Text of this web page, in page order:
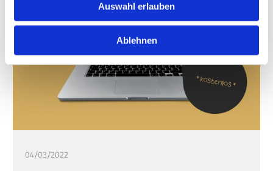
Auswahl erlauben
Ablehnen
04/03/2022